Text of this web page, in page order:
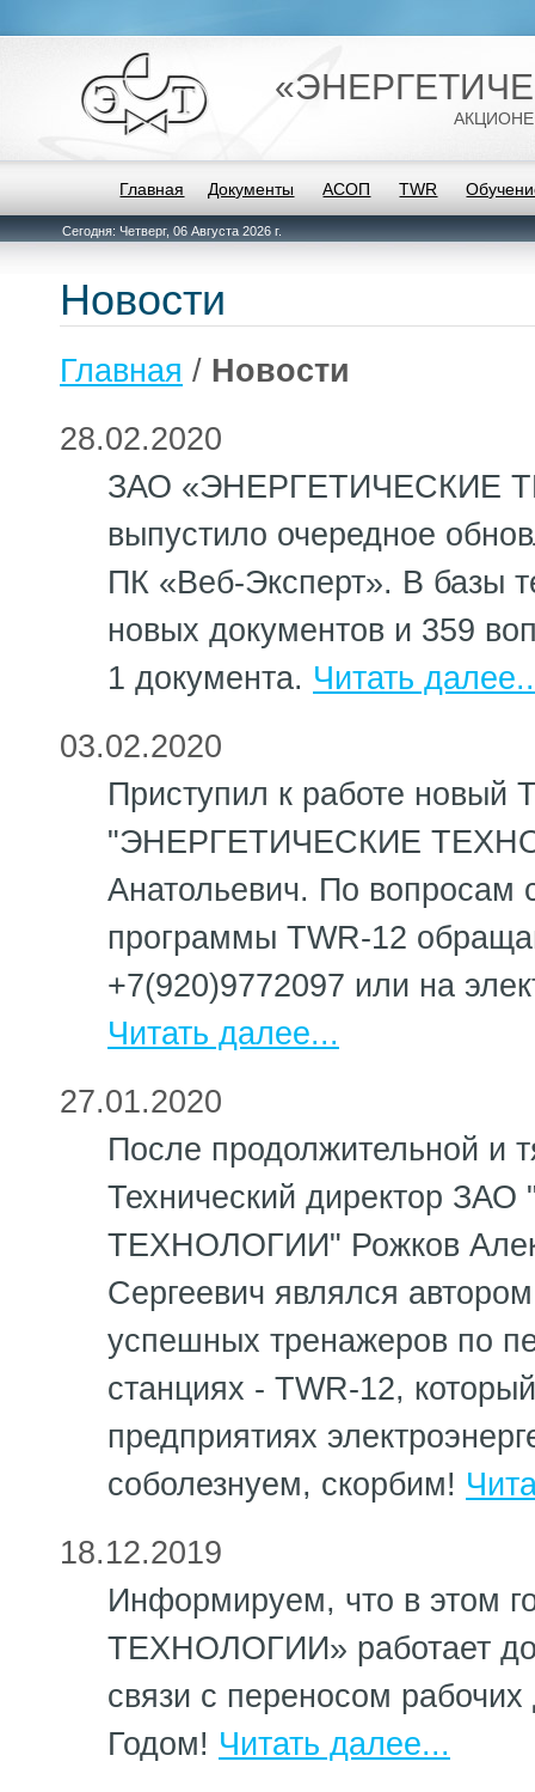
Главная Документы АСОП TWR
Сегодня: Четверг, 06 Августа 2026 г.
Новости
Главная / Новости
28.02.2020
ЗАО «ЭНЕРГЕТИЧЕСКИЕ
выпустило очередное
ПК «Веб-Эксперт». В базы
новых документов и 359
1 документа. Читать
03.02.2020
Приступил к работе новый
"ЭНЕРГЕТИЧЕСКИЕ
Анатольевич. По вопросам
программы TWR-12
+7(920)9772097 или на
Читать далее...
27.01.2020
После продолжительной и
Технический директор
ТЕХНОЛОГИИ" Рожков
Сергеевич являлся
успешных тренажеров по
станциях - TWR-12,
предприятиях
соболезнуем, скорбим!
18.12.2019
Информируем, что в
ТЕХНОЛОГИИ» работает до
связи с переносом
Годом! Читать далее...